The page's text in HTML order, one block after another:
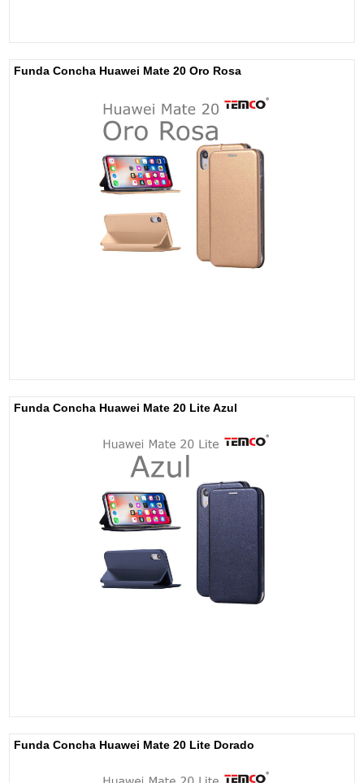
Funda Concha Huawei Mate 20 Oro Rosa
Funda Concha Huawei Mate 20 Lite Azul
Funda Concha Huawei Mate 20 Lite Dorado